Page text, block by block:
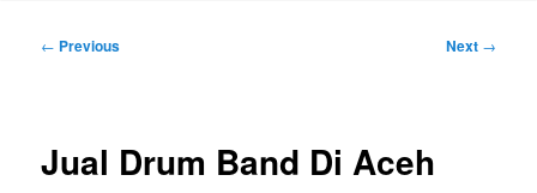
Post
← Previous Next →
Jual Drum Band Di Aceh